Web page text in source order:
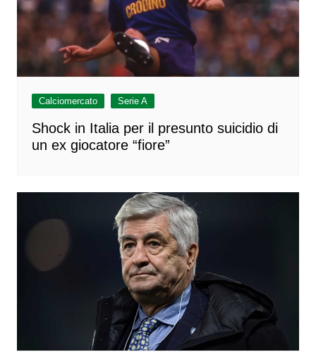
Calciomercato Serie A
Shock in Italia per il presunto suicidio di
un ex giocatore “fiore”